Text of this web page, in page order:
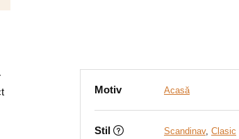
Motiv Acasă
Stil Scandinav, Clasic